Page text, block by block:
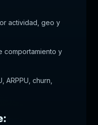
actividad, geo y
comportamiento y
ARPPU, churn,